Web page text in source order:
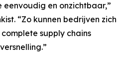
eenvoudig en onzichtbaar,”
“Zo kunnen bedrijven zich
supply chains